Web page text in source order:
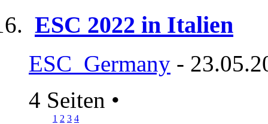
ESC 2022 in Italien
ESC_Germany -
4 Seiten •
1 2 3 4